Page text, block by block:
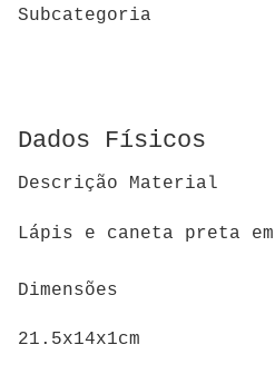
Subcategoria
Dados Físicos
Descrição Material
Lápis e caneta preta
Dimensões
21.5x14x1cm